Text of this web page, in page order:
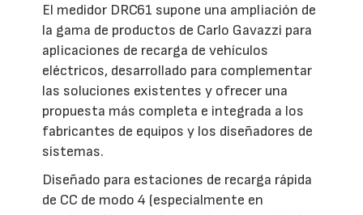
El medidor DRC61 supone una ampliación de
la gama de productos de Carlo Gavazzi para
aplicaciones de recarga de vehículos
eléctricos, desarrollado para complementar
las soluciones existentes y ofrecer una
propuesta más completa e integrada a los
fabricantes de equipos y los diseñadores de
sistemas.
Diseñado para estaciones de recarga rápida
de CC de modo 4 (especialmente en